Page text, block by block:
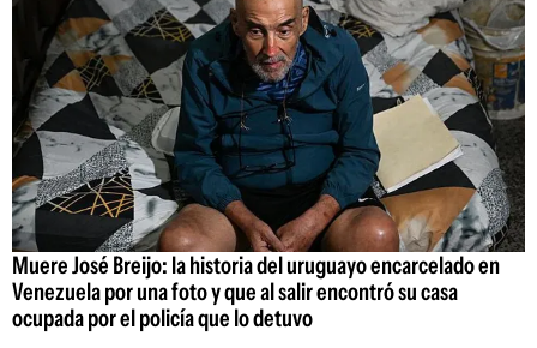
Muere José Breijo: la historia del uruguayo encarcelado en
Venezuela por una foto y que al salir encontró su casa
ocupada por el policía que lo detuvo